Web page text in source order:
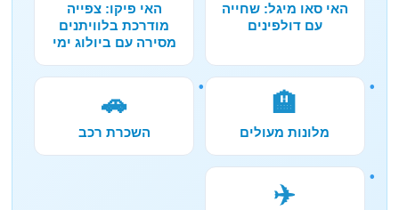
האי סאו מיגל: שחייה
עם דולפינים
האי פיקו: צפייה
מודרכת בלוויתנים
מסירה עם ביולוג ימי
🏨
מלונות מעולים
🚗
השכרת רכב
✈️